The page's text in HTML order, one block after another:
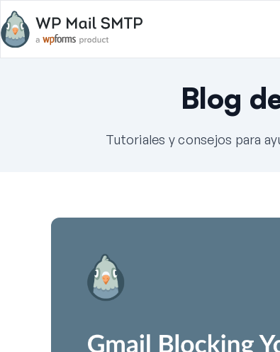
Blog
Tutoriales y consejos para